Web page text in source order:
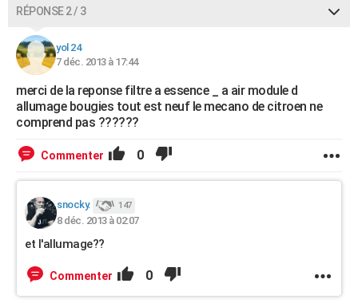
S'inscrire
Se connecter
Lycées
Collèges
Primaires
Universités
Entreprises
Service militaire
Avis de recherche
AVIS DE DÉCÈS
FORUM
Bricolage
Lifestyle
Culture
Sport
Auto
Television
Voyage
Cinema
RÉPONSE 2 / 3
yol 24
7 déc. 2013 à 17:44
merci de la reponse filtre a essence _ a air module d
allumage bougies tout est neuf le mecano de citroen ne
comprend pas ??????
Commenter 0
snocky. 147
8 déc. 2013 à 02:07
et l'allumage??
Commenter 0